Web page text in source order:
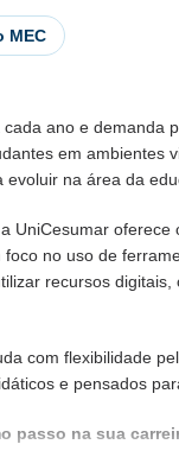
MEC
ano e demanda
em ambientes
na área da
UniCesumar oferece
foco no uso de
recursos
com flexibilidade
e pensados
passo na sua